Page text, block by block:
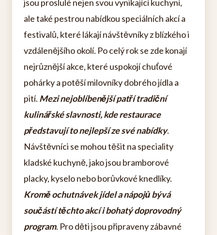
jsou proslulé nejen svou vynikající kuchyní,
ale také pestrou nabídkou speciálních akcí a
festivalů, které lákají návštěvníky z blízkého i
vzdálenějšího okolí. Po celý rok se zde konají
nejrůznější akce, které uspokojí chuťové
pohárky a potěší milovníky dobrého jídla a
pití. Mezi nejoblíbenější patří tradiční
kulinářské slavnosti, kde restaurace
představují to nejlepší ze své nabídky.
Návštěvníci se mohou těšit na speciality
kladské kuchyně, jako jsou bramborové
placky, kyselo nebo borůvkové knedlíky.
Kromě ochutnávek jídel a nápojů bývá
součástí těchto akcí i bohatý doprovodný
program. Pro děti jsou připraveny zábavné